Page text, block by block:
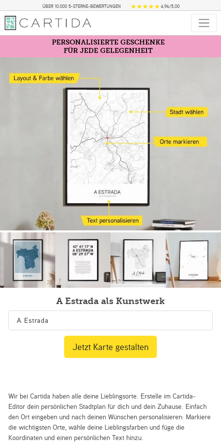
ÜBER 10.000 5-STERNE-BEWERTUNGEN 4,96/5,00
PERSONALISIERTE GESCHENKE
FÜR JEDE GELEGENHEIT
A Estrada als Kunstwerk
Wir bei Cartida haben alle deine Lieblingsorte. Erstelle im Cartida-
Editor dein persönlichen Stadtplan für dich und dein Zuhause. Einfach
den Ort eingeben und nach deinen Wünschen personalisieren: Markiere
die wichtigsten Orte, wähle deine Lieblingsfarben und füge die
Koordinaten und einen persönlichen Text hinzu.
Jetzt Karte gestalten